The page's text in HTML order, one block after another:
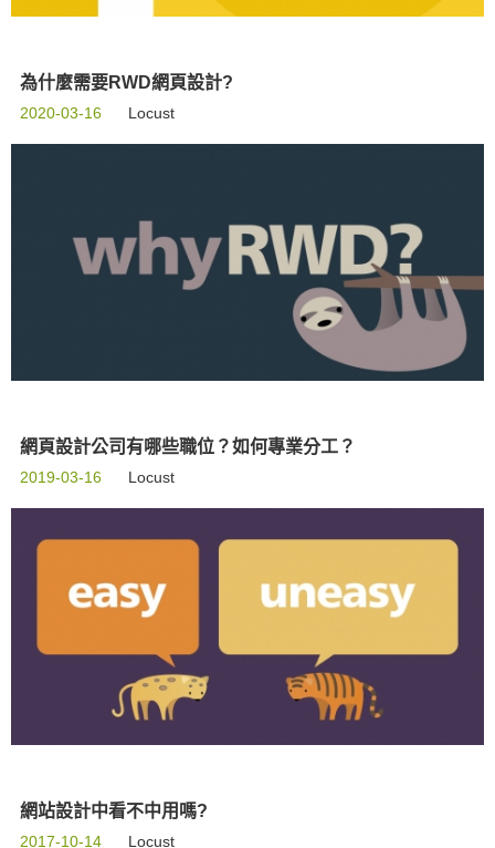
為什麼需要RWD網頁設計?
2020-03-16 Locust
網頁設計公司有哪些職位？如何專業分工？
2019-03-16 Locust
網站設計中看不中用嗎?
2017-10-14 Locust